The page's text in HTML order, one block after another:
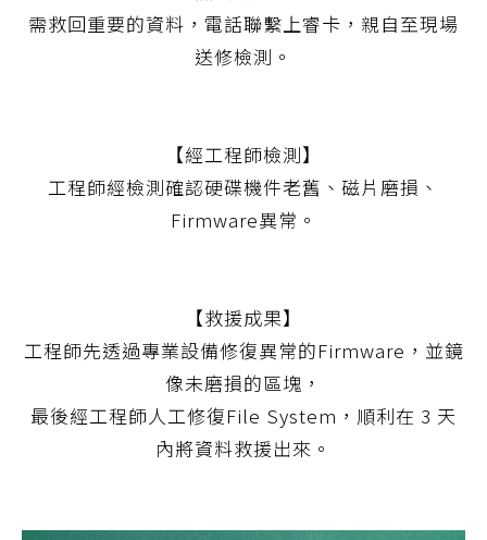
需救回重要的資料，電話聯繫上睿卡，親自至現場
送修檢測。
【經工程師檢測】
工程師經檢測確認硬碟機件老舊、磁片磨損、
Firmware異常。
【救援成果】
工程師先透過專業設備修復異常的Firmware，並鏡
像未磨損的區塊，
最後經工程師人工修復File System，順利在 3 天
內將資料救援出來。